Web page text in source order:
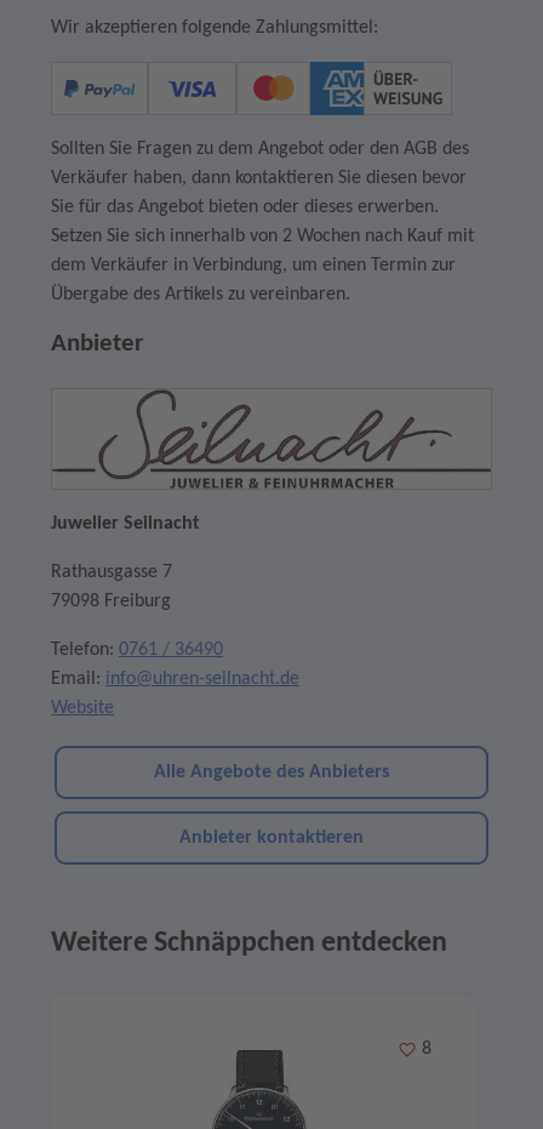
Wir akzeptieren folgende Zahlungsmittel:
Sollten Sie Fragen zu dem Angebot oder den AGB des
Verkäufer haben, dann kontaktieren Sie diesen bevor
Sie für das Angebot bieten oder dieses erwerben.
Setzen Sie sich innerhalb von 2 Wochen nach Kauf mit
dem Verkäufer in Verbindung, um einen Termin zur
Übergabe des Artikels zu vereinbaren.
Anbieter
Juwelier Seilnacht
Rathausgasse 7
79098 Freiburg
Telefon: 0761 / 36490
Email: info@uhren-seilnacht.de
Website
Alle Angebote des Anbieters
Anbieter kontaktieren
Weitere Schnäppchen entdecken
Merken
8